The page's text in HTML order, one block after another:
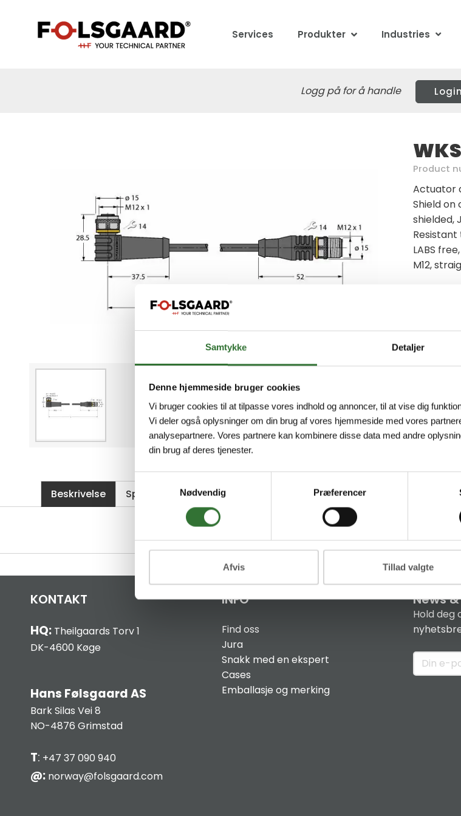
Samtykke Detaljer
Denne hjemmeside bruger cookies
Vi bruger cookies til at tilpasse vores indhold og annoncer, til at vise dig
Vi deler også oplysninger om din brug af vores hjemmeside med vores
analysepartnere. Vores partnere kan kombinere disse data med andre
din brug af deres tjenester.
Nødvendig
Præferencer
Afvis Tillad valgte
Services Produkter Industries
Logg på for å handle Login
Product
Actuator
Shield on
shielded,
LABS
M12,
Beskrivelse Spesifikasjoner Filer
KONTAKT
HQ:Theilgaards Torv 1
DK-4600 Køge
Hans Følsgaard AS
Bark Silas Vei 8
NO-4876 Grimstad
T: +47 37 090 940
@:norway@folsgaard.com
INFO
Find oss
Jura
Snakk med en ekspert
Cases
Emballasje og merking
News
Hold deg